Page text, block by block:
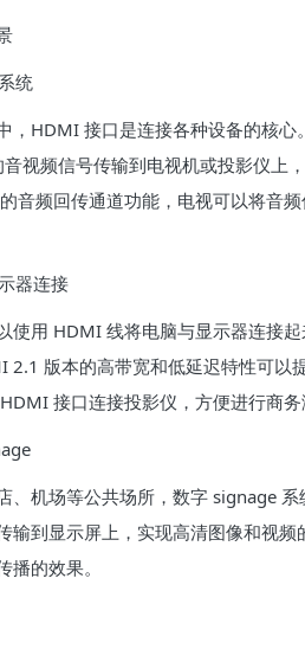
统
HDMI 接口是连接各种设备的核心
视频信号传输到电视机或投影仪上
音频回传通道功能，电视可以将音
器连接
用 HDMI 线将电脑与显示器连接起
2.1 版本的高带宽和低延迟特性可以
接口连接投影仪，方便进行商务
机场等公共场所，数字 signage 系
输到显示屏上，实现高清图像和视
播的效果。